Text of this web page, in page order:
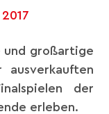
und großartige
der
erleben.